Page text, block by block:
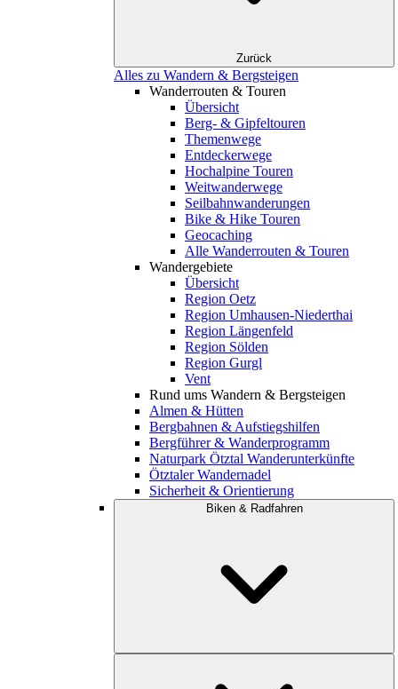
Zurück
Alles zu Wandern & Bergsteigen
Wanderrouten & Touren
Übersicht
Berg- & Gipfeltouren
Themenwege
Entdeckerwege
Hochalpine Touren
Weitwanderwege
Seilbahnwanderungen
Bike & Hike Touren
Geocaching
Alle Wanderrouten & Touren
Wandergebiete
Übersicht
Region Oetz
Region Umhausen-Niederthai
Region Längenfeld
Region Sölden
Region Gurgl
Vent
Rund ums Wandern & Bergsteigen
Almen & Hütten
Bergbahnen & Aufstiegshilfen
Bergführer & Wanderprogramm
Naturpark Ötztal Wanderunterkünfte
Ötztaler Wandernadel
Sicherheit & Orientierung
Biken & Radfahren